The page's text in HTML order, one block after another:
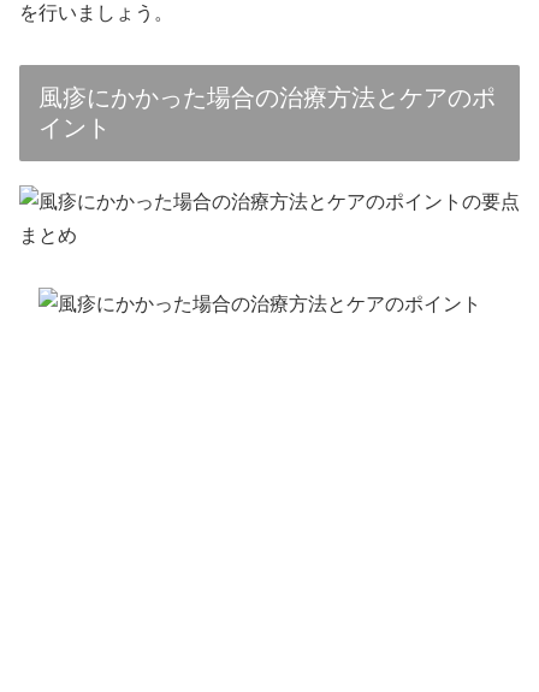
を行いましょう。
風疹にかかった場合の治療方法とケアのポ
イント